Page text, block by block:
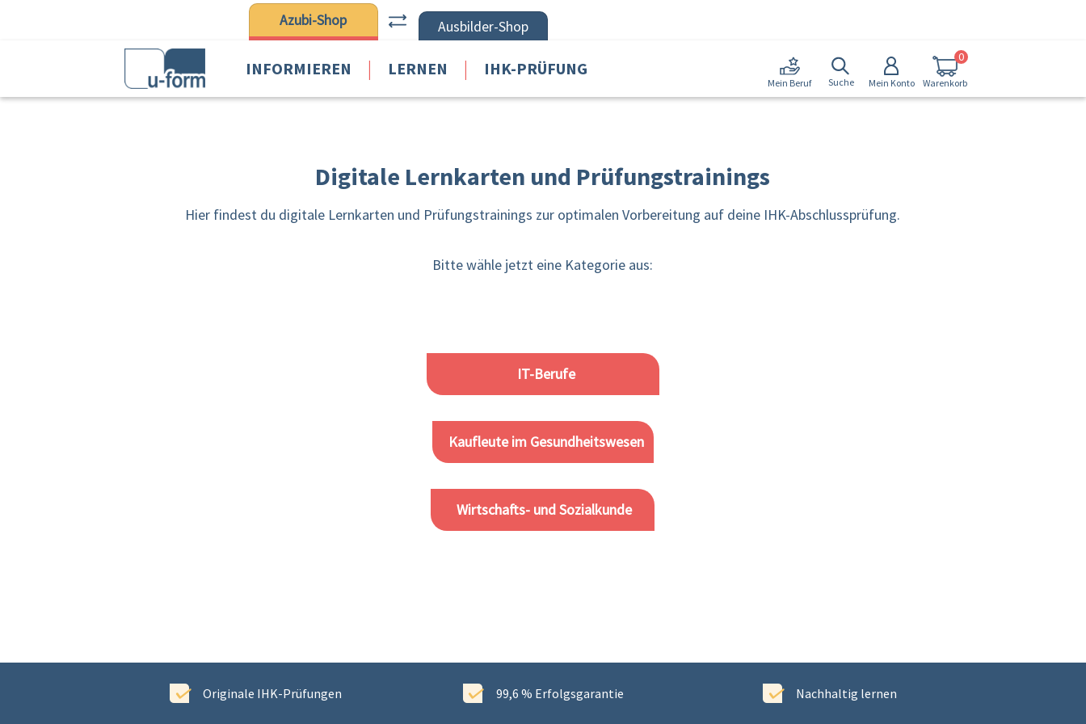
Azubi-Shop Ausbilder-Shop
INFORMIEREN | LERNEN | IHK-PRÜFUNG
Mein Beruf Suche Mein Konto Warenkorb
0
Digitale Lernkarten und Prüfungstrainings
Hier findest du digitale Lernkarten und Prüfungstrainings zur optimalen Vorbereitung auf deine IHK-Abschlussprüfung.
Bitte wähle jetzt eine Kategorie aus:
IT-Berufe
Kaufleute im Gesundheitswesen
Wirtschafts- und Sozialkunde
Originale IHK-Prüfungen 99,6 % Erfolgsgarantie Nachhaltig lernen